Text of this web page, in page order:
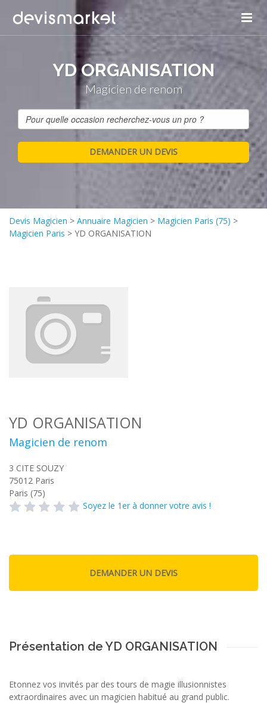
YD ORGANISATION
Magicien de renom
Devis Magicien > Annuaire Magicien > Magicien Paris (75) >
Magicien Paris > YD ORGANISATION
YD ORGANISATION
Magicien de renom
3 CITE SOUZY
75012 Paris
Paris (75)
Soyez le 1er à donner votre avis !
Présentation de YD ORGANISATION
Etonnez vos invités par des tours de magie illusionnistes
extraordinaires avec un magicien habitué au grand public.